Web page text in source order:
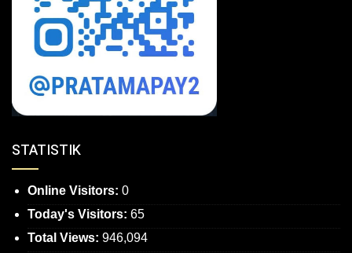
STATISTIK
Online Visitors: 0
Today's Visitors: 65
Total Views: 946,094